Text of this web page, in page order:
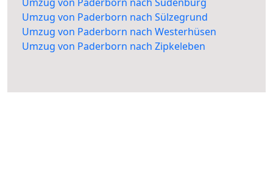
Umzug von Paderborn nach Sülzegrund
Umzug von Paderborn nach Westerhüsen
Umzug von Paderborn nach Zipkeleben